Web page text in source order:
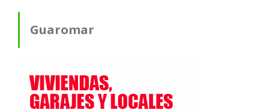
Guaromar